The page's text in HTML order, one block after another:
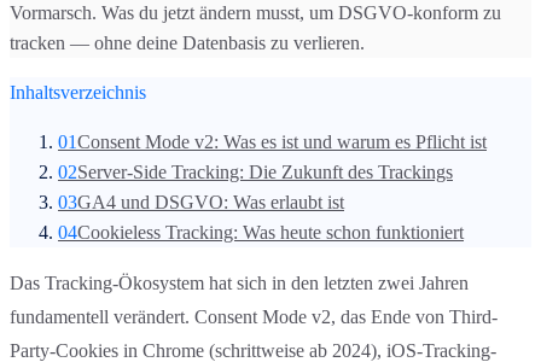
Vormarsch. Was du jetzt ändern musst, um DSGVO-konform zu
tracken — ohne deine Datenbasis zu verlieren.
Inhaltsverzeichnis
01Consent Mode v2: Was es ist und warum es Pflicht ist
02Server-Side Tracking: Die Zukunft des Trackings
03GA4 und DSGVO: Was erlaubt ist
04Cookieless Tracking: Was heute schon funktioniert
Das Tracking-Ökosystem hat sich in den letzten zwei Jahren
fundamentell verändert. Consent Mode v2, das Ende von Third-
Party-Cookies in Chrome (schrittweise ab 2024), iOS-Tracking-